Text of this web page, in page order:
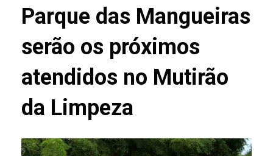
Parque das Mangueiras
serão os próximos
atendidos no Mutirão
da Limpeza